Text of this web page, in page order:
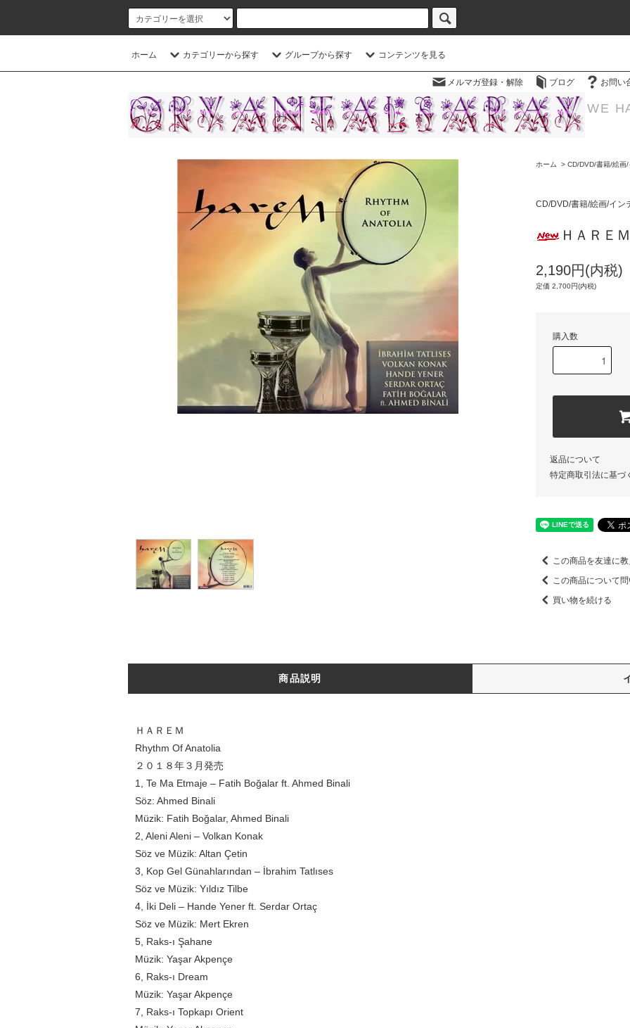
ホーム カテゴリーから探す グループから探す コンテンツを見る
メルマガ登録・解除 ブログ お問い
WE
ホーム > CD/DVD/書籍/絵画
CD/DVD/書籍/絵画/イン
ＨＡＲＥ
2,190円(内税)
定価 2,700円(内税)
購入数
返品について
特定商取引法に基づ
この商品を友達に
この商品について
買い物を続ける
商品説明
ＨＡＲＥＭ
Rhythm Of Anatolia
２０１８年３月発売
1, Te Ma Etmaje – Fatih Boğalar ft. Ahmed Binali
Söz: Ahmed Binali
Müzik: Fatih Boğalar, Ahmed Binali
2, Aleni Aleni – Volkan Konak
Söz ve Müzik: Altan Çetin
3, Kop Gel Günahlarından – İbrahim Tatlıses
Söz ve Müzik: Yıldız Tilbe
4, İki Deli – Hande Yener ft. Serdar Ortaç
Söz ve Müzik: Mert Ekren
5, Raks-ı Şahane
Müzik: Yaşar Akpençe
6, Raks-ı Dream
Müzik: Yaşar Akpençe
7, Raks-ı Topkapı Orient